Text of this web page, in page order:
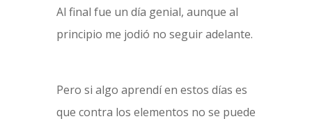
Al final fue un día genial, aunque al
principio me jodió no seguir adelante.
Pero si algo aprendí en estos días es
que contra los elementos no se puede